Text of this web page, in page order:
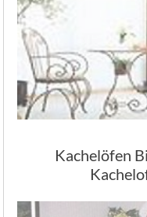
Kachelöfen